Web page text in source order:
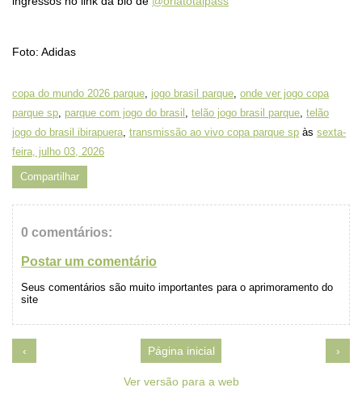
Foto: Adidas
copa do mundo 2026 parque, jogo brasil parque, onde ver jogo copa
parque sp, parque com jogo do brasil , telão jogo brasil parque, telão
jogo do brasil ibirapuera, transmissão ao vivo copa parque sp às sexta-
feira, julho 03, 2026
Compartilhar
0 comentários:
Postar um comentário
Seus comentários são muito importantes para o aprimoramento do
site
‹ ›
Página inicial
Ver versão para a web